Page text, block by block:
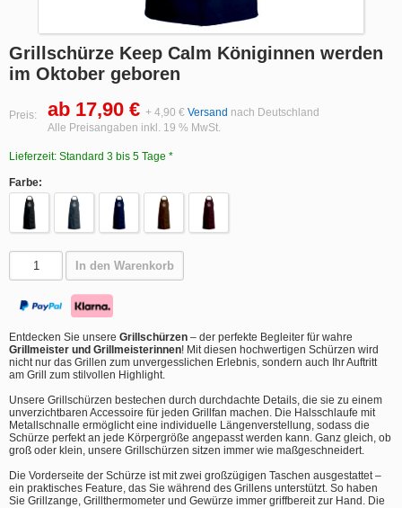
Grillschürze Keep Calm Königinnen werden
im Oktober geboren
Preis: ab 17,90 € + 4,90 € Versand nach Deutschland
Alle Preisangaben inkl. 19 % MwSt.
Lieferzeit: Standard 3 bis 5 Tage *
Farbe:
In den Warenkorb
Entdecken Sie unsere Grillschürzen – der perfekte Begleiter für wahre
Grillmeister und Grillmeisterinnen! Mit diesen hochwertigen Schürzen wird
nicht nur das Grillen zum unvergesslichen Erlebnis, sondern auch Ihr Auftritt
am Grill zum stilvollen Highlight.
Unsere Grillschürzen bestechen durch durchdachte Details, die sie zu einem
unverzichtbaren Accessoire für jeden Grillfan machen. Die Halsschlaufe mit
Metallschnalle ermöglicht eine individuelle Längenverstellung, sodass die
Schürze perfekt an jede Körpergröße angepasst werden kann. Ganz gleich, ob
groß oder klein, unsere Grillschürzen sitzen immer wie maßgeschneidert.
Die Vorderseite der Schürze ist mit zwei großzügigen Taschen ausgestattet –
ein praktisches Feature, das Sie während des Grillens unterstützt. So haben
Sie Grillzange, Grillthermometer und Gewürze immer griffbereit zur Hand. Die